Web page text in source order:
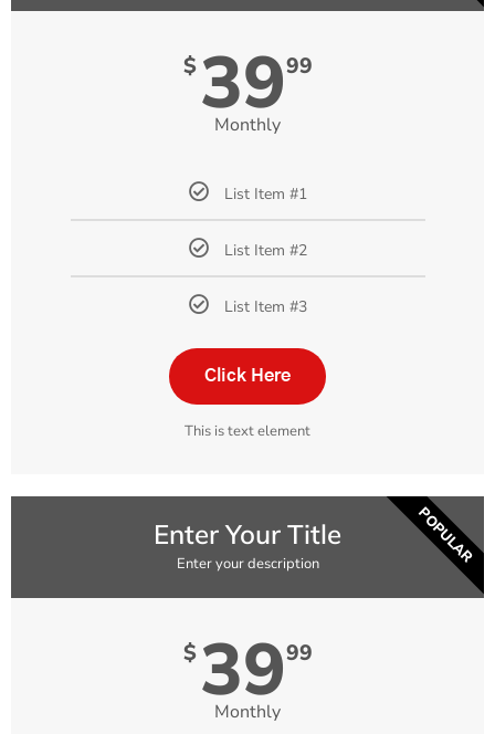
$ 3999
Monthly
List Item #1
List Item #2
List Item #3
Click Here
This is text element
Enter Your Title
Enter your description
$ 3999
Monthly
POPULAR